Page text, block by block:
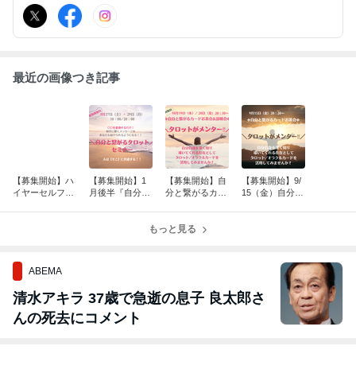
あなたへ ✤Precious Messageをお届け
最近の画像つき記事
【募集開始】ハ
イヤーセルフと
【募集開始】1
月後半『自分と
【募集開始】自
分と繋がるカー
ご案内
【募集開始】9/
15（金）自分と
もっと見る
ABEMA
清水アキラ 37歳で急逝の息子 良太郎さ
んの死去にコメント